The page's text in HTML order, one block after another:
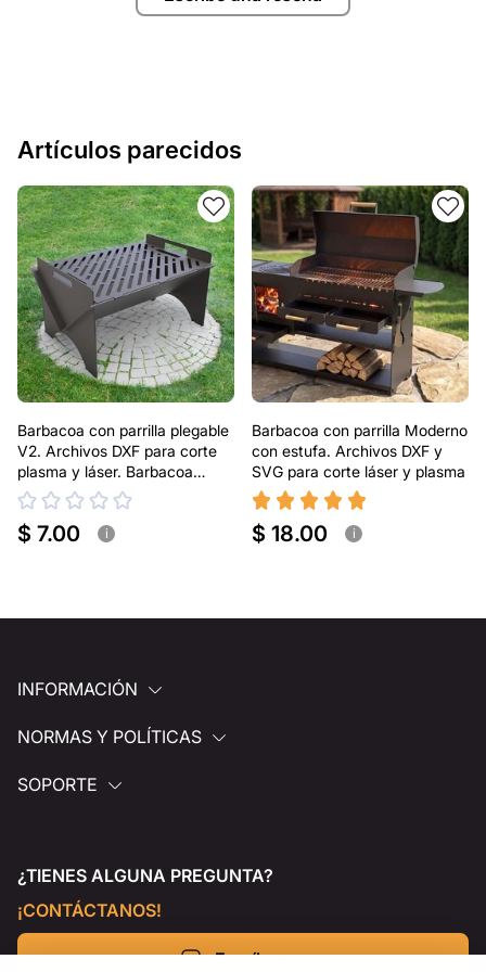
Artículos parecidos
Barbacoa con parrilla plegable
V2. Archivos DXF para corte
plasma y láser. Barbacoa
portátil
$ 7.00 i
Barbacoa con parrilla Moderno
con estufa. Archivos DXF y
SVG para corte láser y plasma
$ 18.00 i
INFORMACIÓN
NORMAS Y POLÍTICAS
SOPORTE
¿TIENES ALGUNA PREGUNTA?
¡CONTÁCTANOS!
Escríbenos